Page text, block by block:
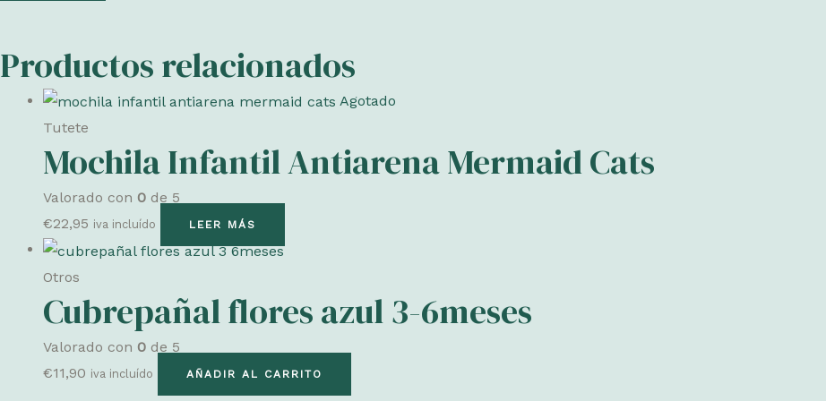
Productos relacionados
Agotado
Tutete
Mochila Infantil Antiarena Mermaid Cats
Valorado con 0 de 5
€22,95 iva incluído LEER MÁS
Otros
Cubrepañal flores azul 3-6meses
Valorado con 0 de 5
€11,90 iva incluído AÑADIR AL CARRITO